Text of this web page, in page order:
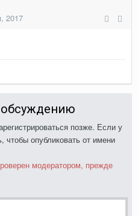
2017
позже. Если у
, чтобы опубликовать от имени
модератором, прежде